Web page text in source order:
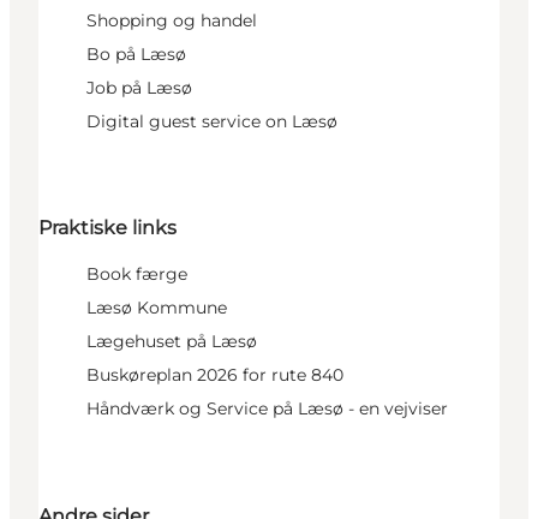
Shopping og handel
Bo på Læsø
Job på Læsø
Digital guest service on Læsø
Praktiske links
Book færge
Læsø Kommune
Lægehuset på Læsø
Buskøreplan 2026 for rute 840
Håndværk og Service på Læsø - en vejviser